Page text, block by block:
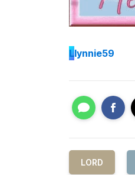
Llynnie59
LORD